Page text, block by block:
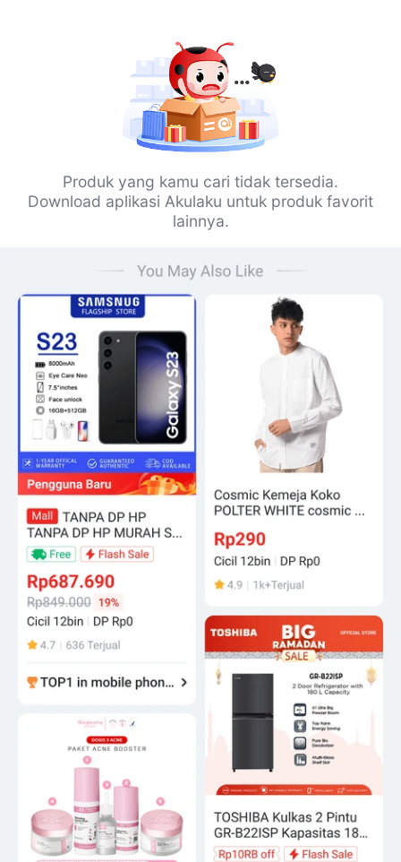
Produk yang kamu cari tidak tersedia.
Download aplikasi Akulaku untuk produk favorit
lainnya.